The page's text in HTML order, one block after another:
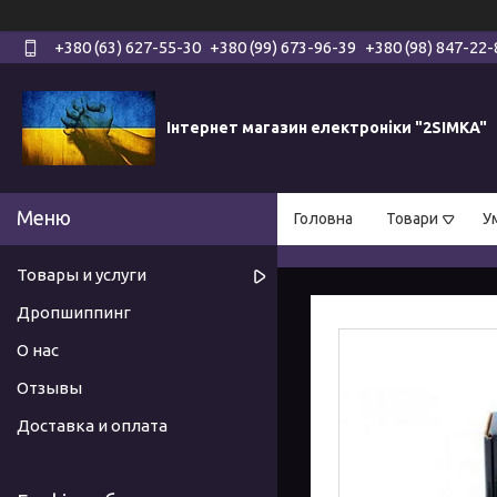
+380 (63) 627-55-30 +380 (99) 673-96-39 +380 (98) 847-22-
Інтернет магазин електроніки "2SIMKA"
Головна Товари
Товары и услуги
Дропшиппинг
О нас
Отзывы
Доставка и оплата